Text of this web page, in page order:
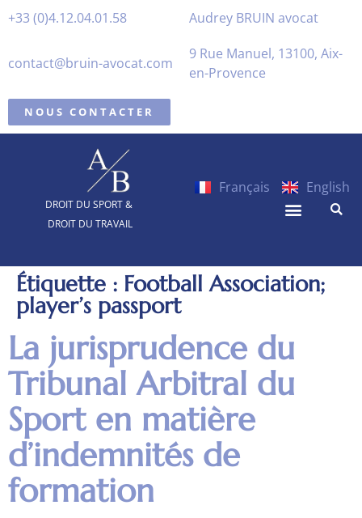
+33 (0)4.12.04.01.58 Audrey BRUIN avocat
contact@bruin-avocat.com
9 Rue Manuel, 13100, Aix-
en-Provence
NOUS CONTACTER
DROIT DU SPORT &
DROIT DU TRAVAIL
Français English
Étiquette : Football Association;
player’s passport
La jurisprudence du
Tribunal Arbitral du
Sport en matière
d’indemnités de
formation